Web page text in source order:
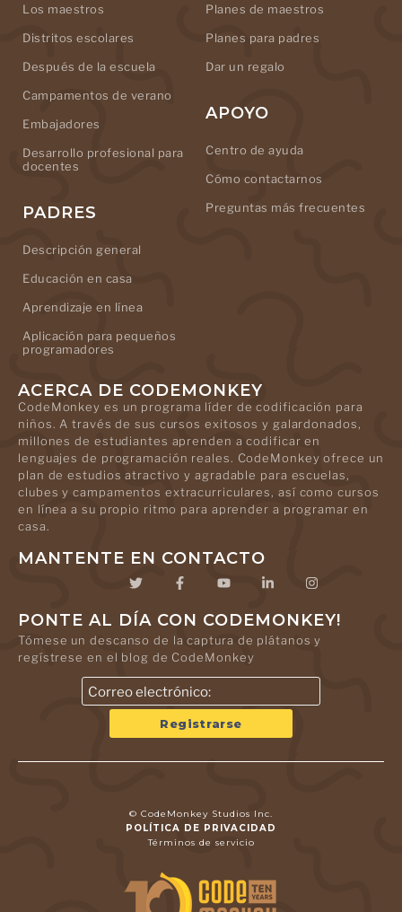
Los maestros
Distritos escolares
Después de la escuela
Campamentos de verano
Embajadores
Desarrollo profesional para
docentes
PADRES
Descripción general
Educación en casa
Aprendizaje en línea
Aplicación para pequeños
programadores
Planes de maestros
Planes para padres
Dar un regalo
APOYO
Centro de ayuda
Cómo contactarnos
Preguntas más frecuentes
ACERCA DE CODEMONKEY
CodeMonkey es un programa líder de codificación para
niños. A través de sus cursos exitosos y galardonados,
millones de estudiantes aprenden a codificar en
lenguajes de programación reales. CodeMonkey ofrece un
plan de estudios atractivo y agradable para escuelas,
clubes y campamentos extracurriculares, así como cursos
en línea a su propio ritmo para aprender a programar en
casa.
MANTENTE EN CONTACTO
PONTE AL DÍA CON CODEMONKEY!
Tómese un descanso de la captura de plátanos y
regístrese en el blog de CodeMonkey
© CodeMonkey Studios Inc.
POLÍTICA DE PRIVACIDAD
Términos de servicio